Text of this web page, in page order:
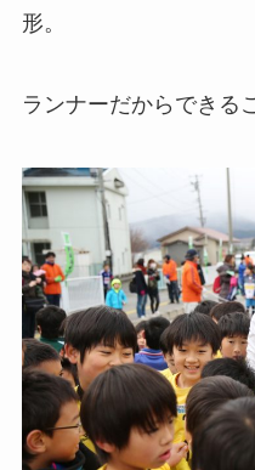
形。
ランナーだからできる